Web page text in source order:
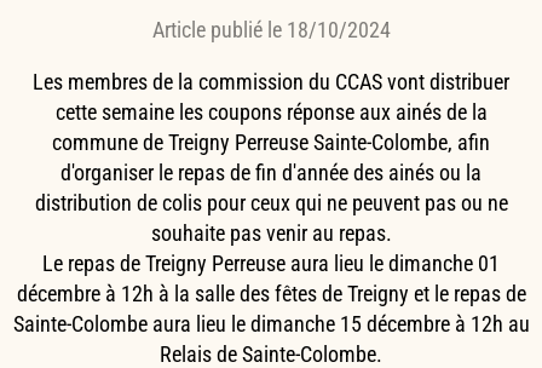
Article publié le 18/10/2024
Les membres de la commission du CCAS vont distribuer
cette semaine les coupons réponse aux ainés de la
commune de Treigny Perreuse Sainte-Colombe, afin
d'organiser le repas de fin d'année des ainés ou la
distribution de colis pour ceux qui ne peuvent pas ou ne
souhaite pas venir au repas.
Le repas de Treigny Perreuse aura lieu le dimanche 01
décembre à 12h à la salle des fêtes de Treigny et le repas de
Sainte-Colombe aura lieu le dimanche 15 décembre à 12h au
Relais de Sainte-Colombe.